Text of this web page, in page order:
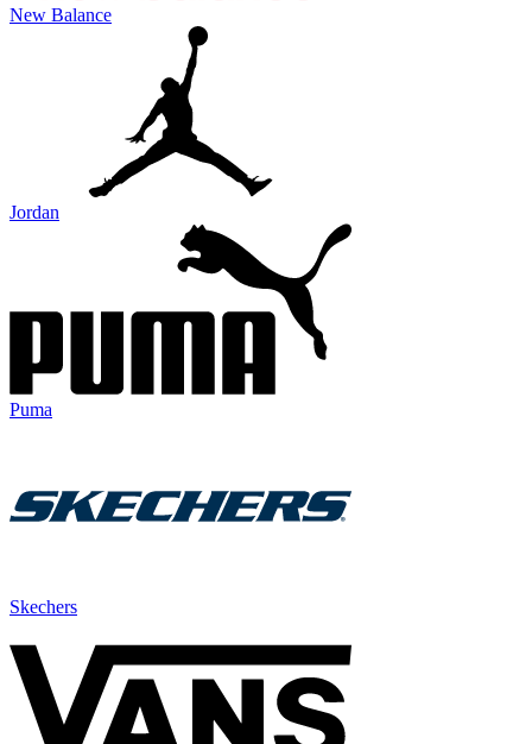
New Balance
Jordan
Puma
Skechers